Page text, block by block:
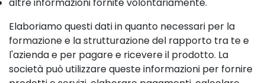
Elaboriamo questi dati in quanto necessari per la
formazione e la strutturazione del rapporto tra te e
l'azienda e per pagare e ricevere il prodotto. La
società può utilizzare queste informazioni per fornire